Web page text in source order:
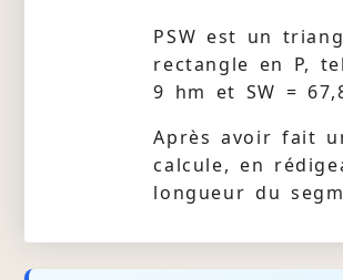
PSW est un
rectangle en P,
9 hm et SW =
Après avoir fait
calcule, en
longueur du